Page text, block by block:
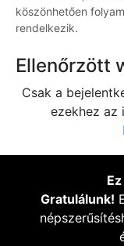
köszönhetően
rendelkezik.
Ellenőrzött
Csak a
ezekhez az
Gratulálunk!